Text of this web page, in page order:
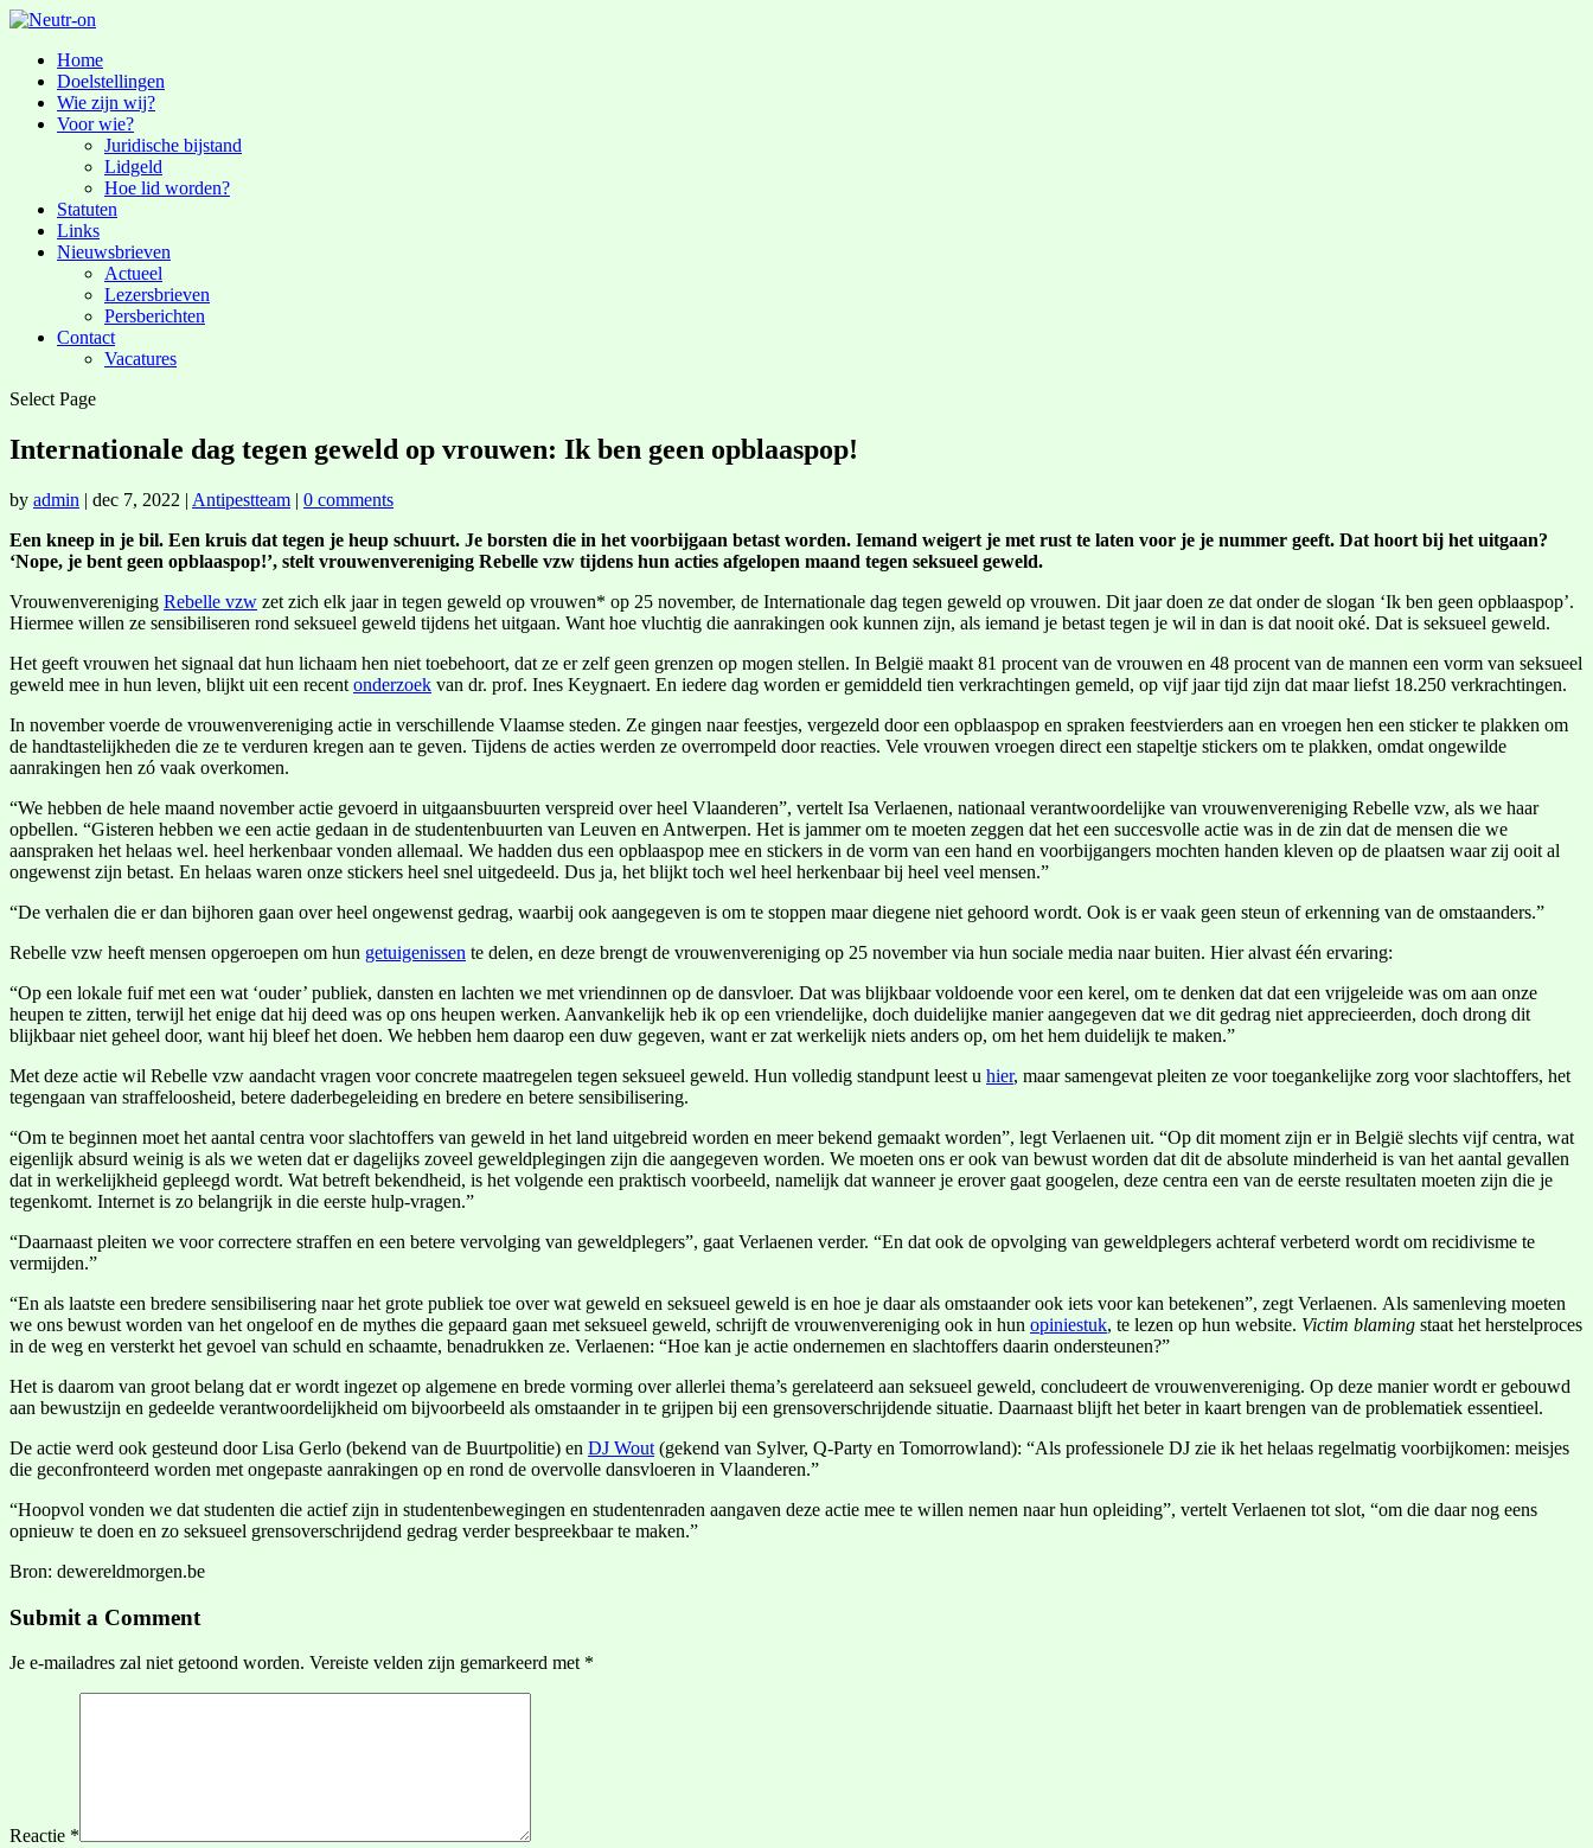
Home
Doelstellingen
Wie zijn wij?
Voor wie?
Juridische bijstand
Lidgeld
Hoe lid worden?
Statuten
Links
Nieuwsbrieven
Actueel
Lezersbrieven
Persberichten
Contact
Vacatures
Select Page
Internationale dag tegen geweld op vrouwen: Ik ben geen opblaaspop!
by admin | dec 7, 2022 | Antipestteam | 0 comments
Een kneep in je bil. Een kruis dat tegen je heup schuurt. Je borsten die in het voorbijgaan betast worden. Iemand weigert je met rust te laten voor je je nummer geeft. Dat hoort bij het uitgaan?
‘Nope, je bent geen opblaaspop!’, stelt vrouwenvereniging Rebelle vzw tijdens hun acties afgelopen maand tegen seksueel geweld.
Vrouwenvereniging Rebelle vzw zet zich elk jaar in tegen geweld op vrouwen* op 25 november, de Internationale dag tegen geweld op vrouwen. Dit jaar doen ze dat onder de slogan ‘Ik ben geen opblaaspop’.
Hiermee willen ze sensibiliseren rond seksueel geweld tijdens het uitgaan. Want hoe vluchtig die aanrakingen ook kunnen zijn, als iemand je betast tegen je wil in dan is dat nooit oké. Dat is seksueel geweld.
Het geeft vrouwen het signaal dat hun lichaam hen niet toebehoort, dat ze er zelf geen grenzen op mogen stellen. In België maakt 81 procent van de vrouwen en 48 procent van de mannen een vorm van seksueel
geweld mee in hun leven, blijkt uit een recent onderzoek van dr. prof. Ines Keygnaert. En iedere dag worden er gemiddeld tien verkrachtingen gemeld, op vijf jaar tijd zijn dat maar liefst 18.250 verkrachtingen.
In november voerde de vrouwenvereniging actie in verschillende Vlaamse steden. Ze gingen naar feestjes, vergezeld door een opblaaspop en spraken feestvierders aan en vroegen hen een sticker te plakken om
de handtastelijkheden die ze te verduren kregen aan te geven. Tijdens de acties werden ze overrompeld door reacties. Vele vrouwen vroegen direct een stapeltje stickers om te plakken, omdat ongewilde
aanrakingen hen zó vaak overkomen.
“We hebben de hele maand november actie gevoerd in uitgaansbuurten verspreid over heel Vlaanderen”, vertelt Isa Verlaenen, nationaal verantwoordelijke van vrouwenvereniging Rebelle vzw, als we haar
opbellen. “Gisteren hebben we een actie gedaan in de studentenbuurten van Leuven en Antwerpen. Het is jammer om te moeten zeggen dat het een succesvolle actie was in de zin dat de mensen die we
aanspraken het helaas wel. heel herkenbaar vonden allemaal. We hadden dus een opblaaspop mee en stickers in de vorm van een hand en voorbijgangers mochten handen kleven op de plaatsen waar zij ooit al
ongewenst zijn betast. En helaas waren onze stickers heel snel uitgedeeld. Dus ja, het blijkt toch wel heel herkenbaar bij heel veel mensen.”
“De verhalen die er dan bijhoren gaan over heel ongewenst gedrag, waarbij ook aangegeven is om te stoppen maar diegene niet gehoord wordt. Ook is er vaak geen steun of erkenning van de omstaanders.”
Rebelle vzw heeft mensen opgeroepen om hun getuigenissen te delen, en deze brengt de vrouwenvereniging op 25 november via hun sociale media naar buiten. Hier alvast één ervaring:
“Op een lokale fuif met een wat ‘ouder’ publiek, dansten en lachten we met vriendinnen op de dansvloer. Dat was blijkbaar voldoende voor een kerel, om te denken dat dat een vrijgeleide was om aan onze
heupen te zitten, terwijl het enige dat hij deed was op ons heupen werken. Aanvankelijk heb ik op een vriendelijke, doch duidelijke manier aangegeven dat we dit gedrag niet apprecieerden, doch drong dit
blijkbaar niet geheel door, want hij bleef het doen. We hebben hem daarop een duw gegeven, want er zat werkelijk niets anders op, om het hem duidelijk te maken.”
Met deze actie wil Rebelle vzw aandacht vragen voor concrete maatregelen tegen seksueel geweld. Hun volledig standpunt leest u hier, maar samengevat pleiten ze voor toegankelijke zorg voor slachtoffers, het
tegengaan van straffeloosheid, betere daderbegeleiding en bredere en betere sensibilisering.
“Om te beginnen moet het aantal centra voor slachtoffers van geweld in het land uitgebreid worden en meer bekend gemaakt worden”, legt Verlaenen uit. “Op dit moment zijn er in België slechts vijf centra, wat
eigenlijk absurd weinig is als we weten dat er dagelijks zoveel geweldplegingen zijn die aangegeven worden. We moeten ons er ook van bewust worden dat dit de absolute minderheid is van het aantal gevallen
dat in werkelijkheid gepleegd wordt. Wat betreft bekendheid, is het volgende een praktisch voorbeeld, namelijk dat wanneer je erover gaat googelen, deze centra een van de eerste resultaten moeten zijn die je
tegenkomt. Internet is zo belangrijk in die eerste hulp-vragen.”
“Daarnaast pleiten we voor correctere straffen en een betere vervolging van geweldplegers”, gaat Verlaenen verder. “En dat ook de opvolging van geweldplegers achteraf verbeterd wordt om recidivisme te
vermijden.”
“En als laatste een bredere sensibilisering naar het grote publiek toe over wat geweld en seksueel geweld is en hoe je daar als omstaander ook iets voor kan betekenen”, zegt Verlaenen. Als samenleving moeten
we ons bewust worden van het ongeloof en de mythes die gepaard gaan met seksueel geweld, schrijft de vrouwenvereniging ook in hun opiniestuk, te lezen op hun website. Victim blaming staat het herstelproces
in de weg en versterkt het gevoel van schuld en schaamte, benadrukken ze. Verlaenen: “Hoe kan je actie ondernemen en slachtoffers daarin ondersteunen?”
Het is daarom van groot belang dat er wordt ingezet op algemene en brede vorming over allerlei thema’s gerelateerd aan seksueel geweld, concludeert de vrouwenvereniging. Op deze manier wordt er gebouwd
aan bewustzijn en gedeelde verantwoordelijkheid om bijvoorbeeld als omstaander in te grijpen bij een grensoverschrijdende situatie. Daarnaast blijft het beter in kaart brengen van de problematiek essentieel.
De actie werd ook gesteund door Lisa Gerlo (bekend van de Buurtpolitie) en DJ Wout (gekend van Sylver, Q-Party en Tomorrowland): “Als professionele DJ zie ik het helaas regelmatig voorbijkomen: meisjes
die geconfronteerd worden met ongepaste aanrakingen op en rond de overvolle dansvloeren in Vlaanderen.”
“Hoopvol vonden we dat studenten die actief zijn in studentenbewegingen en studentenraden aangaven deze actie mee te willen nemen naar hun opleiding”, vertelt Verlaenen tot slot, “om die daar nog eens
opnieuw te doen en zo seksueel grensoverschrijdend gedrag verder bespreekbaar te maken.”
Bron: dewereldmorgen.be
Submit a Comment
Je e-mailadres zal niet getoond worden. Vereiste velden zijn gemarkeerd met *
Reactie *